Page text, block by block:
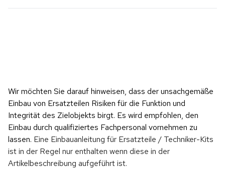
Wir möchten Sie darauf hinweisen, dass der unsachgemäße
Einbau von Ersatzteilen Risiken für die Funktion und
Integrität des Zielobjekts birgt. Es wird empfohlen, den
Einbau durch qualifiziertes Fachpersonal vornehmen zu
lassen. Eine Einbauanleitung für Ersatzteile / Techniker-Kits
ist in der Regel nur enthalten wenn diese in der
Artikelbeschreibung aufgeführt ist.